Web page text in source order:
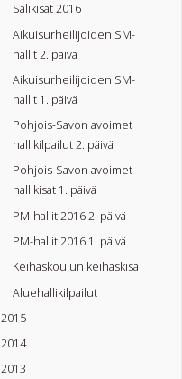
Salikisat 2016
Aikuisurheilijoiden SM-
hallit 2. päivä
Aikuisurheilijoiden SM-
hallit 1. päivä
Pohjois-Savon avoimet
hallikilpailut 2. päivä
Pohjois-Savon avoimet
hallikisat 1. päivä
PM-hallit 2016 2. päivä
PM-hallit 2016 1. päivä
Keihäskoulun keihäskisa
Aluehallikilpailut
2015
2014
2013